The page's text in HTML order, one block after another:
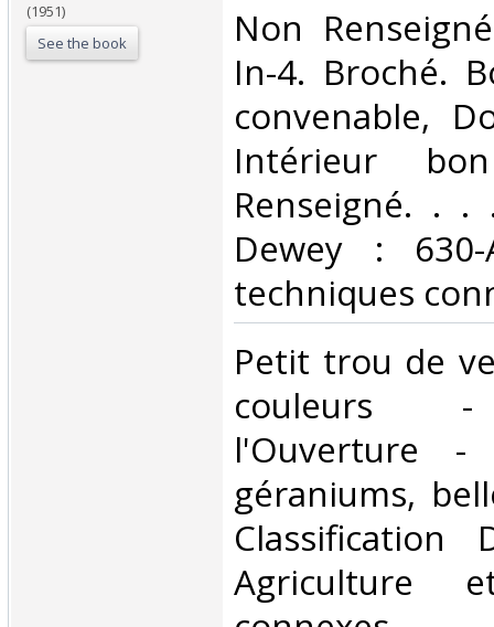
(1951)
See the book
‎Non
In-4. Broché.
convenable,
Intérieur
Renseigné. . .
Dewey :
techniques
‎Petit trou de
couleurs -
l'Ouverture
géraniums,
Classification
Agriculture